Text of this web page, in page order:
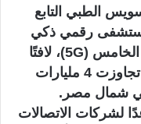
الطبي التابع
رقمي ذكي
بالكامل يعتمد على تكنولوجيا الجيل الخامس (5G)، لافتًا
إلى أن تكلفة إنشاء وتجهيز المجمع تجاوزت 4 مليارات
شمال مصر.
لشركات الاتصالات